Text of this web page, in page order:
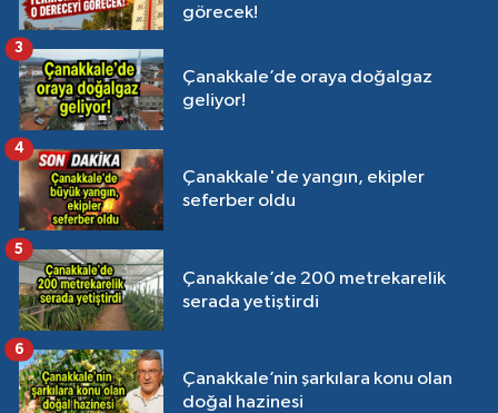
görecek!
Çanakkale’de oraya doğalgaz
geliyor!
3
Çanakkale'de yangın, ekipler
seferber oldu
4
Çanakkale’de 200 metrekarelik
serada yetiştirdi
5
Çanakkale’nin şarkılara konu olan
doğal hazinesi
6